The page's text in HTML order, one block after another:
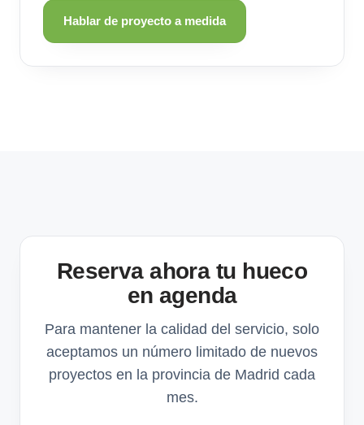
Hablar de proyecto a medida
Reserva ahora tu hueco
en agenda
Para mantener la calidad del servicio, solo
aceptamos un número limitado de nuevos
proyectos en la provincia de Madrid cada
mes.